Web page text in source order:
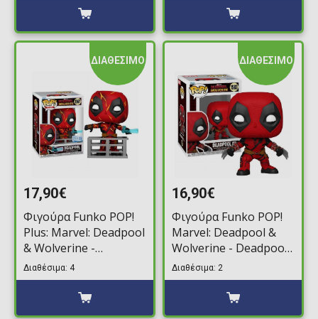
ΔΙΑΘΕΣΙΜΟ
17,90€
Φιγούρα Funko POP!
Plus: Marvel: Deadpool
& Wolverine -
Deadpool (Finale)
#1567 (Exclusive)
Διαθέσιμα: 4
ΔΙΑΘΕΣΙΜΟ
16,90€
Φιγούρα Funko POP!
Marvel: Deadpool &
Wolverine - Deadpool
with Claws #1583
Διαθέσιμα: 2